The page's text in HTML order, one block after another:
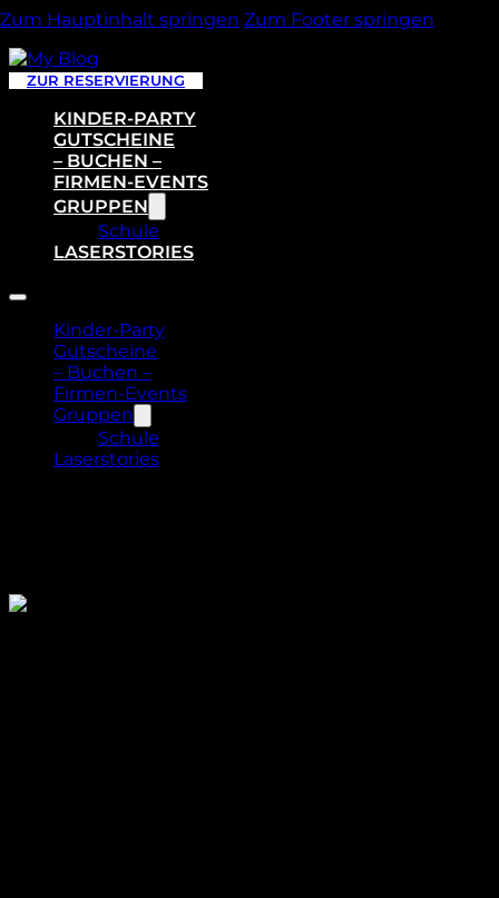
Zum Hauptinhalt springen Zum Footer springen
ZUR RESERVIERUNG
KINDER-PARTY
GUTSCHEINE
– BUCHEN –
FIRMEN-EVENTS
GRUPPEN
Schule
LASERSTORIES
Kinder-Party
Gutscheine
– Buchen –
Firmen-Events
Gruppen
Schule
Laserstories